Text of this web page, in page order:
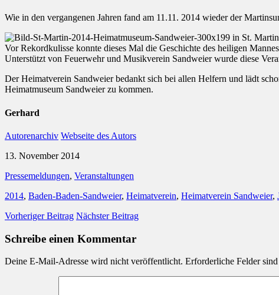
Wie in den vergangenen Jahren fand am 11.11. 2014 wieder der
Vor Rekordkulisse konnte dieses Mal die Geschichte des heiligen
Unterstützt von Feuerwehr und Musikverein Sandweier wurde diese
Der Heimatverein Sandweier bedankt sich bei allen Helfern und lädt
Heimatmuseum Sandweier zu kommen.
Gerhard
Autorenarchiv Webseite des Autors
13. November 2014
Pressemeldungen, Veranstaltungen
2014, Baden-Baden-Sandweier, Heimatverein, Heimatverein Sandweier,
Vorheriger Beitrag Nächster Beitrag
Schreibe einen Kommentar
Deine E-Mail-Adresse wird nicht veröffentlicht. Erforderliche Felder